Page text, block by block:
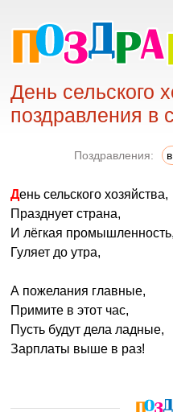
День сельского
поздравления в
Поздравления:
День сельского хозяйства,
Празднует страна,
И лёгкая промышленность,
Гуляет до утра,
А пожелания главные,
Примите в этот час,
Пусть будут дела ладные,
Зарплаты выше в раз!